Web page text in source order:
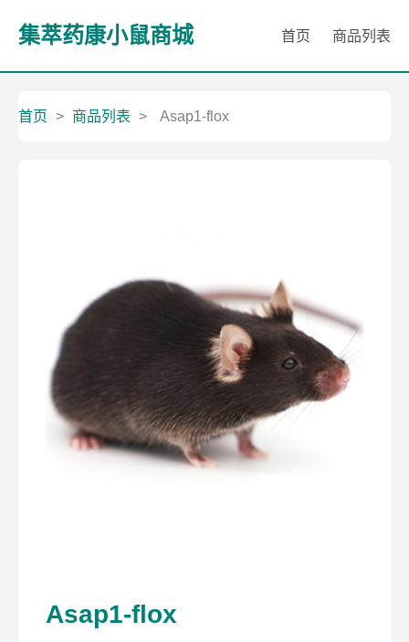
集萃药康小鼠商城 首页 商品列表
首页 > 商品列表 > Asap1-flox
Asap1-flox